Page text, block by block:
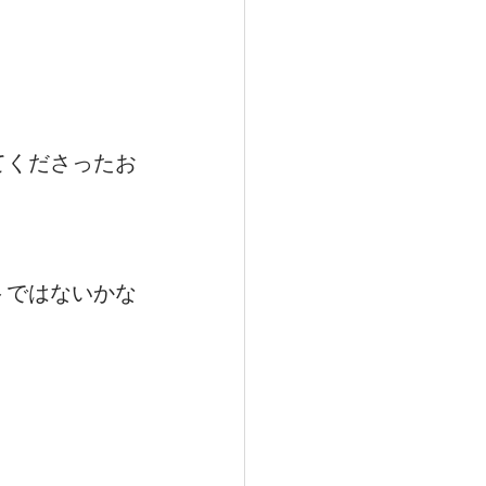
ださったお
はないかな